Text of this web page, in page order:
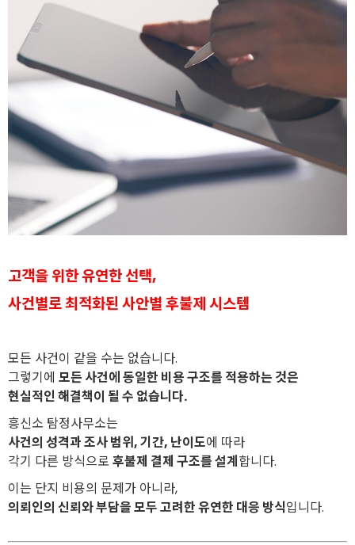
고객을 위한 유연한 선택,
사건별로 최적화된 사안별 후불제 시스템
모든 사건이 같을 수는 없습니다.
그렇기에 모든 사건에 동일한 비용 구조를 적용하는 것은
현실적인 해결책이 될 수 없습니다.
흥신소 탐정사무소는
사건의 성격과 조사 범위, 기간, 난이도에 따라
각기 다른 방식으로 후불제 결제 구조를 설계합니다.
이는 단지 비용의 문제가 아니라,
의뢰인의 신뢰와 부담을 모두 고려한 유연한 대응 방식입니다.